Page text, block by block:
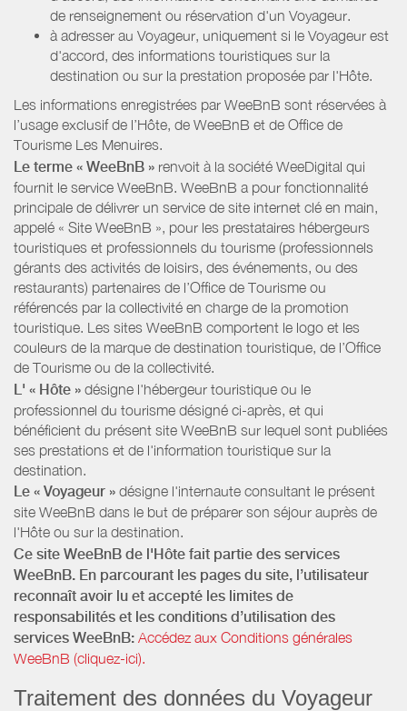
de renseignement ou réservation d'un Voyageur.
à adresser au Voyageur, uniquement si le Voyageur est
d'accord, des informations touristiques sur la
destination ou sur la prestation proposée par l'Hôte.
Les informations enregistrées par WeeBnB sont réservées à
l’usage exclusif de l’Hôte, de WeeBnB et de Office de
Tourisme Les Menuires.
Le terme « WeeBnB » renvoit à la société WeeDigital qui
fournit le service WeeBnB. WeeBnB a pour fonctionnalité
principale de délivrer un service de site internet clé en main,
appelé « Site WeeBnB », pour les prestataires hébergeurs
touristiques et professionnels du tourisme (professionnels
gérants des activités de loisirs, des événements, ou des
restaurants) partenaires de l’Office de Tourisme ou
référencés par la collectivité en charge de la promotion
touristique. Les sites WeeBnB comportent le logo et les
couleurs de la marque de destination touristique, de l’Office
de Tourisme ou de la collectivité.
L' « Hôte » désigne l'hébergeur touristique ou le
professionnel du tourisme désigné ci-après, et qui
bénéficient du présent site WeeBnB sur lequel sont publiées
ses prestations et de l'information touristique sur la
destination.
Le « Voyageur » désigne l'internaute consultant le présent
site WeeBnB dans le but de préparer son séjour auprès de
l'Hôte ou sur la destination.
Ce site WeeBnB de l'Hôte fait partie des services
WeeBnB. En parcourant les pages du site, l’utilisateur
reconnaît avoir lu et accepté les limites de
responsabilités et les conditions d’utilisation des
services WeeBnB: Accédez aux Conditions générales
WeeBnB (cliquez-ici).
Traitement des données du Voyageur